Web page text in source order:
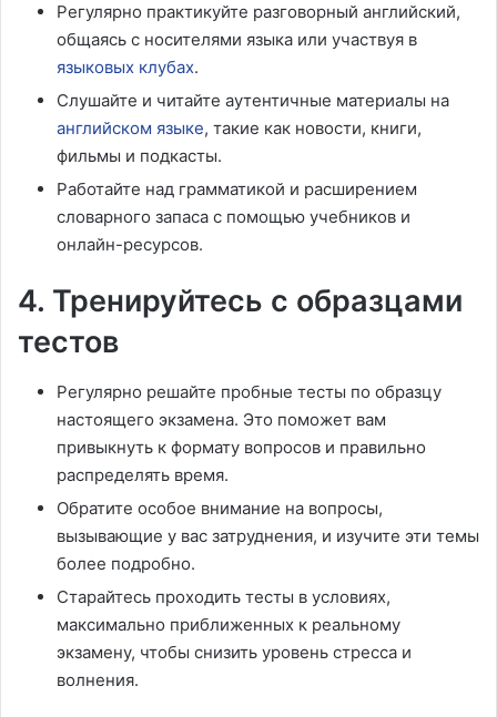
Регулярно практикуйте разговорный английский,
общаясь с носителями языка или участвуя в
языковых клубах.
Слушайте и читайте аутентичные материалы на
английском языке, такие как новости, книги,
фильмы и подкасты.
Работайте над грамматикой и расширением
словарного запаса с помощью учебников и
онлайн-ресурсов.
4. Тренируйтесь с образцами
тестов
Регулярно решайте пробные тесты по образцу
настоящего экзамена. Это поможет вам
привыкнуть к формату вопросов и правильно
распределять время.
Обратите особое внимание на вопросы,
вызывающие у вас затруднения, и изучите эти темы
более подробно.
Старайтесь проходить тесты в условиях,
максимально приближенных к реальному
экзамену, чтобы снизить уровень стресса и
волнения.